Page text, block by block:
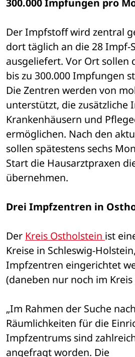
300.000 Impfungen pro
Der Impfstoff wird zentral
dort täglich an die 28 Impf-
ausgeliefert. Vor Ort sollen
bis zu 300.000 Impfungen
Die Zentren werden von
unterstützt, die zusätzliche
Krankenhäusern und
ermöglichen. Nach den
sollen spätestens sechs
Start die Hausarztpraxen
übernehmen.
Drei Impfzentren in
Der Kreis Ostholstein ist
Kreise in Schleswig-
Impfzentren eingerichtet
(daneben nur noch im
„Im Rahmen der Suche
Räumlichkeiten für die
Impfzentrums sind
angefragt worden. Die